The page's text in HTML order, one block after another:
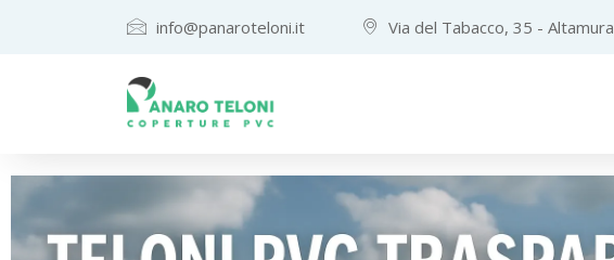
Coperture
PVC
su
info@panaroteloni.it Via del Tabacco, 35 - Altamura